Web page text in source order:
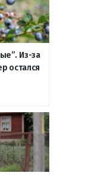
Из-за
остался